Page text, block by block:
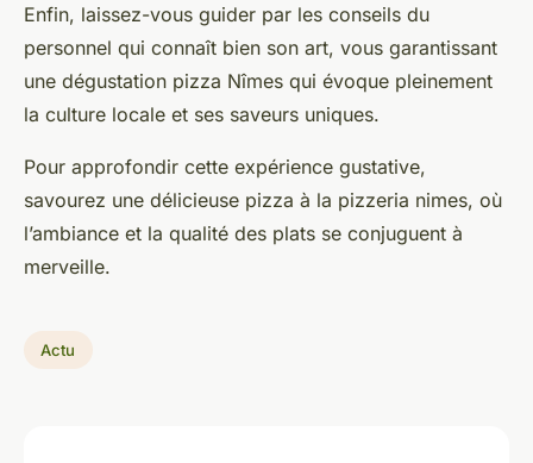
Enfin, laissez-vous guider par les conseils du
personnel qui connaît bien son art, vous garantissant
une dégustation pizza Nîmes qui évoque pleinement
la culture locale et ses saveurs uniques.
Pour approfondir cette expérience gustative,
savourez une délicieuse pizza à la pizzeria nimes, où
l’ambiance et la qualité des plats se conjuguent à
merveille.
Actu